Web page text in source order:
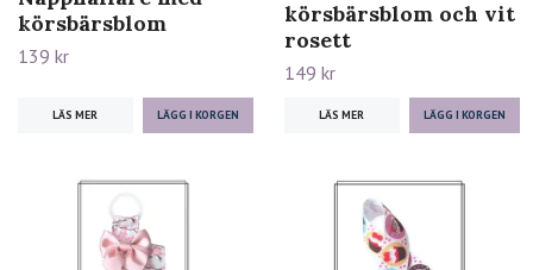
körsbärsblom
139 kr
LÄS MER
körsbärsblom och vit
rosett
149 kr
LÄS MER